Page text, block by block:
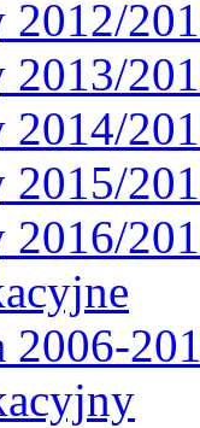
2012/
2013/
2014/
2015/
2016/
2006-